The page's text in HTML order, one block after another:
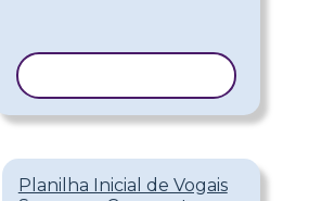
Planilha Inicial de Vogais